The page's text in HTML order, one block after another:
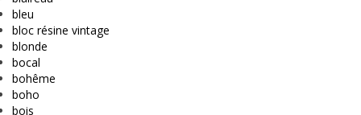
bleu
bloc résine vintage
blonde
bocal
bohême
boho
bois